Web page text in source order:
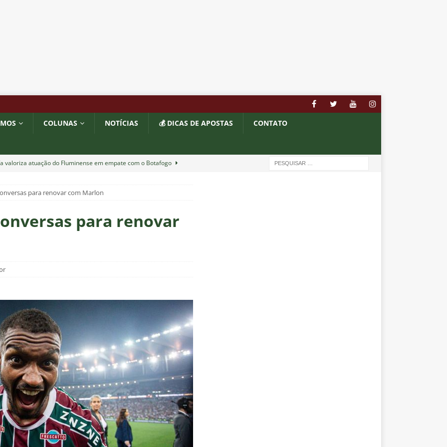
COLUNAS NOTÍCIAS 💰 DICAS DE APOSTAS CONTATO
valoriza atuação do Fluminense em empate com o Botafogo
13 jogos pelo Fluminense e não pode mais defender
Veja os melhores momentos do empate entre Botafogo e
2026: Fluminense busca empate com o Botafogo
NOTÍCIAS
X Fluminense — 22ª rodada do Brasileirão 2026: Palpites, Odds e
mudanças, Fluminense anuncia escalação para o clássico
X Chapecoense — 22ª rodada do Brasileirão 2026: Palpites, Odds
Atlético-MG — 22ª rodada do Brasileirão 2026: Palpites, Odds e
para renovar com Marlon
para renovar